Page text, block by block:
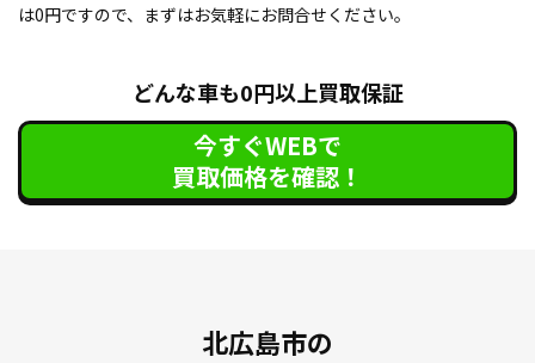
は0円ですので、まずはお気軽にお問合せください。
どんな車も0円以上買取保証
今すぐWEBで
買取価格を確認！
北広島市の